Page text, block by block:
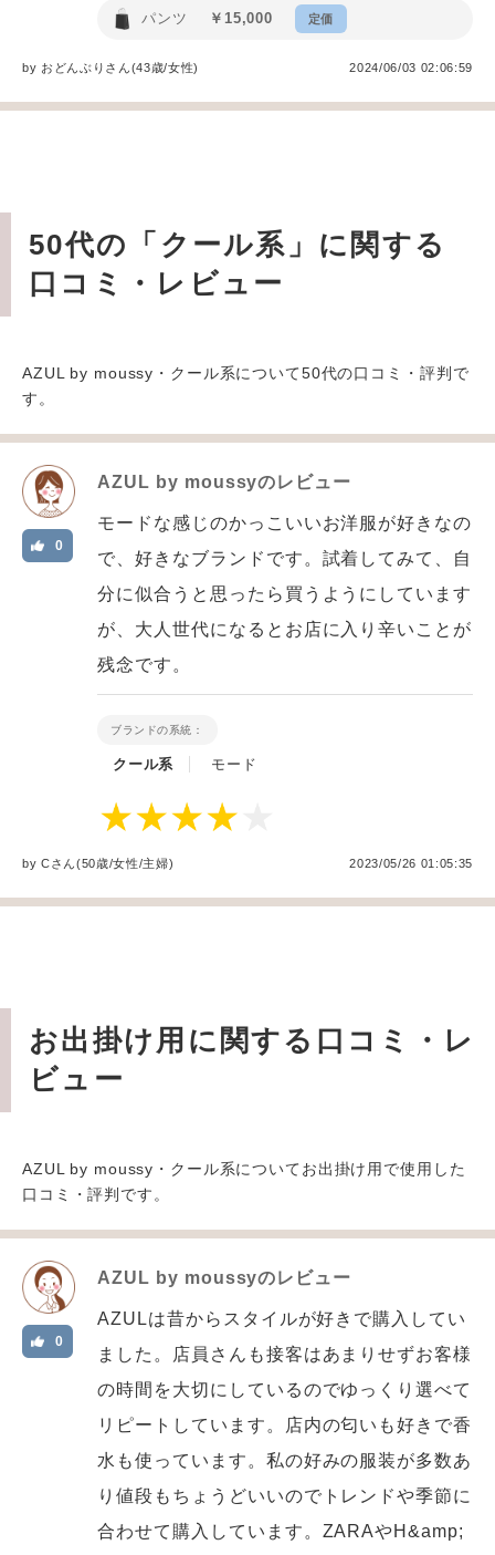
パンツ ￥15,000 定価
by おどんぶり さん(43歳/女性) 2024/06/03 02:06:59
50代の「クール系」に関する
口コミ・レビュー
AZUL by moussy・クール系について50代の口コミ・評判で
す。
AZUL by moussyのレビュー
0
モードな感じのかっこいいお洋服が好きなの
で、好きなブランドです。試着してみて、自
分に似合うと思ったら買うようにしています
が、大人世代になるとお店に入り辛いことが
残念です。
ブランドの系統：
クール系 モード
byCさん(50歳/女性/主婦) 2023/05/26 01:05:35
お出掛け用に関する口コミ・レ
ビュー
AZUL by moussy・クール系についてお出掛け用で使用した
口コミ・評判です。
AZUL by moussyのレビュー
0
AZULは昔からスタイルが好きで購入してい
ました。店員さんも接客はあまりせずお客様
の時間を大切にしているのでゆっくり選べて
リピートしています。店内の匂いも好きで香
水も使っています。私の好みの服装が多数あ
り値段もちょうどいいのでトレンドや季節に
合わせて購入しています。ZARAやH&amp;